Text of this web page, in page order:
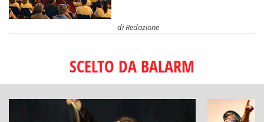
diRedazione
SCELTO DA BALARM